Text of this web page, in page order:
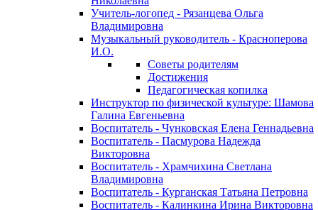
Учитель-логопед - Рязанцева Ольга
Владимировна
Музыкальный руководитель - Красноперова
И.О.
Советы родителям
Достижения
Педагогическая копилка
Инструктор по физической культуре: Шамова
Галина Евгеньевна
Воспитатель - Чунковская Елена Геннадьевна
Воспитатель - Пасмурова Надежда
Викторовна
Воспитатель - Храмчихина Светлана
Владимировна
Воспитатель - Курганская Татьяна Петровна
Воспитатель - Калинкина Ирина Викторовна